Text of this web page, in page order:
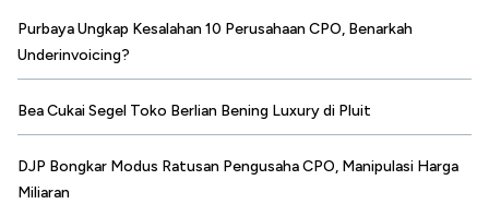
Purbaya Ungkap Kesalahan 10 Perusahaan CPO, Benarkah
Underinvoicing?
Bea Cukai Segel Toko Berlian Bening Luxury di Pluit
DJP Bongkar Modus Ratusan Pengusaha CPO, Manipulasi Harga
Miliaran